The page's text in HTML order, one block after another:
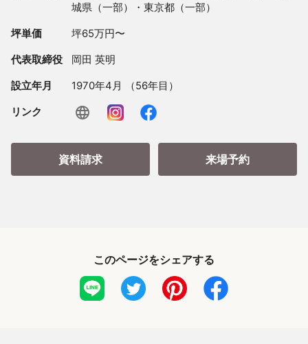
城県（一部）・東京都（一部）
坪単価 坪65万円〜
代表取締役 岡田 英明
設立年月 1970年4月 （56年目）
リンク
資料請求 来場予約
このページをシェアする